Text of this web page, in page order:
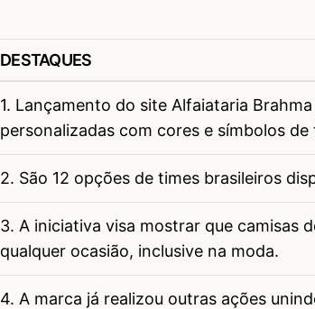
DESTAQUES
1. Lançamento do site Alfaiataria
personalizadas com cores e símbolos
2. São 12 opções de times brasileiros
3. A iniciativa visa mostrar que camisas
qualquer ocasião, inclusive na moda.
4. A marca já realizou outras ações